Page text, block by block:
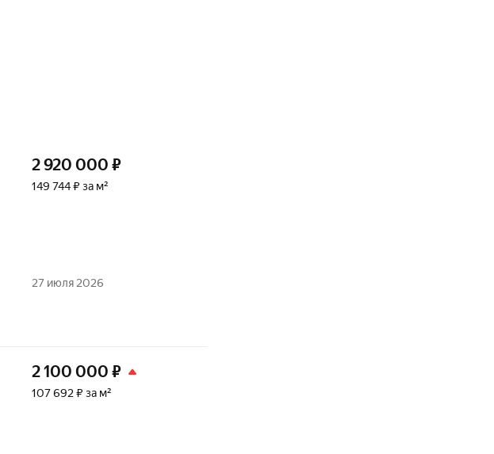
2 920 000 ₽
149 744 ₽ за м²
27 июля 2026
2 100 000 ₽
107 692 ₽ за м²